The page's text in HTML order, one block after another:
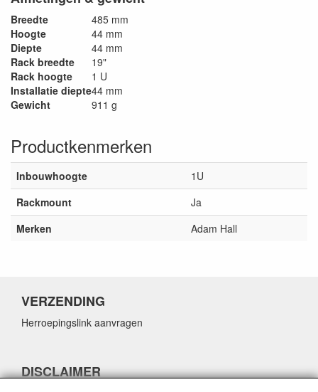
Breedte
485 mm
Hoogte
44 mm
Diepte
44 mm
Rack breedte
19"
Rack hoogte
1 U
Installatie diepte44 mm
Gewicht
911 g
Productkenmerken
Inbouwhoogte
1U
Rackmount
Ja
Merken
Adam Hall
VERZENDING
Herroepingslink aanvragen
DISCLAIMER